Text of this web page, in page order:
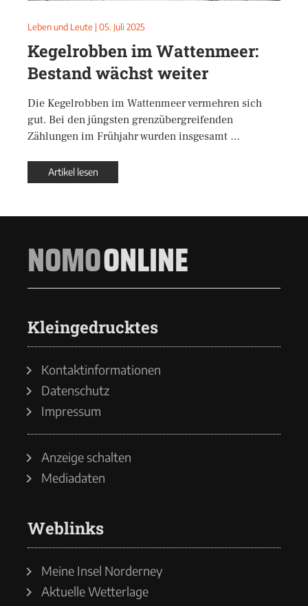
Leben und Leute | 05. Juli 2025
Kegelrobben im Wattenmeer:
Bestand wächst weiter
Die Kegelrobben im Wattenmeer vermehren sich
gut. Bei den jüngsten grenzübergreifenden
Zählungen im Frühjahr wurden insgesamt …
Artikel lesen
NOMOONLINE
Kleingedrucktes
Kontaktinformationen
Datenschutz
Impressum
Anzeige schalten
Mediadaten
Weblinks
Meine Insel Norderney
Aktuelle Wetterlage